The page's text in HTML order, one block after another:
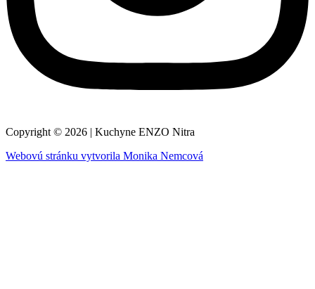
Copyright © 2026 | Kuchyne ENZO Nitra
Webovú stránku vytvorila Monika Nemcová